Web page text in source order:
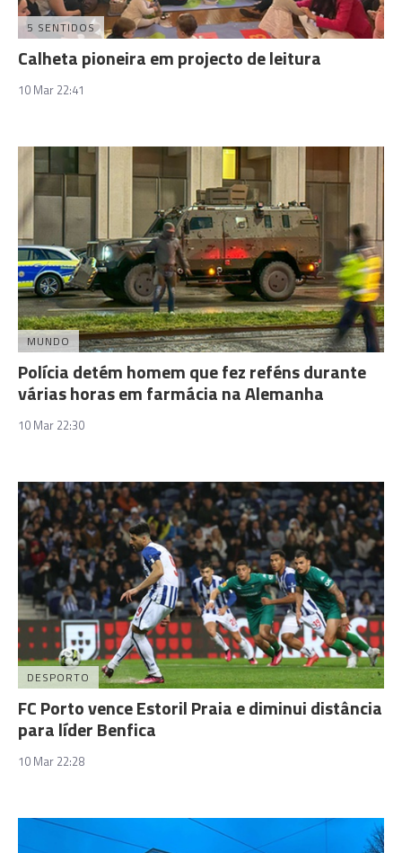
5 SENTIDOS
Calheta pioneira em projecto de leitura
10 Mar 22:41
MUNDO
Polícia detém homem que fez reféns durante
várias horas em farmácia na Alemanha
10 Mar 22:30
DESPORTO
FC Porto vence Estoril Praia e diminui distância
para líder Benfica
10 Mar 22:28